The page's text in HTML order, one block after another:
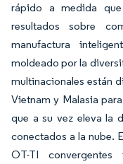
rápido a medida
resultados sobre
manufactura
moldeado por la
multinacionales están
Vietnam y Malasia
que a su vez eleva la
conectados a la nube.
OT-TI